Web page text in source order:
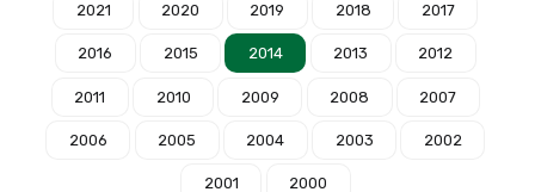
2021 2020 2019 2018 2017
2016 2015 2014 2013 2012
2011 2010 2009 2008 2007
2006 2005 2004 2003 2002
2001 2000